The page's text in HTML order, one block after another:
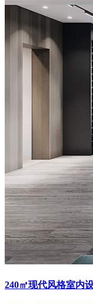
240㎡现代风格室内